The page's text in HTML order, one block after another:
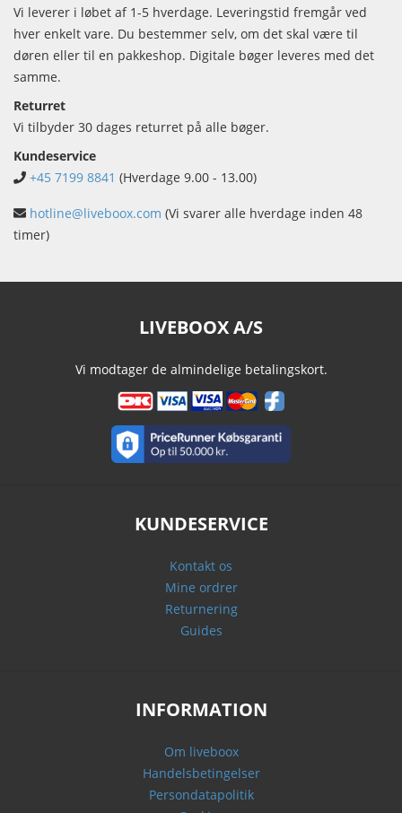
Vi leverer i løbet af 1-5 hverdage. Leveringstid fremgår ved
hver enkelt vare. Du bestemmer selv, om det skal være til
døren eller til en pakkeshop. Digitale bøger leveres med det
samme.
Returret
Vi tilbyder 30 dages returret på alle bøger.
Kundeservice
+45 7199 8841 (Hverdage 9.00 - 13.00)
hotline@liveboox.com (Vi svarer alle hverdage inden 48
timer)
LIVEBOOX A/S
Vi modtager de almindelige betalingskort.
KUNDESERVICE
Kontakt os
Mine ordrer
Returnering
Guides
INFORMATION
Om liveboox
Handelsbetingelser
Persondatapolitik